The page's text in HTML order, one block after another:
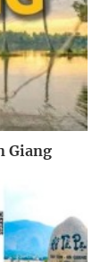
Giang